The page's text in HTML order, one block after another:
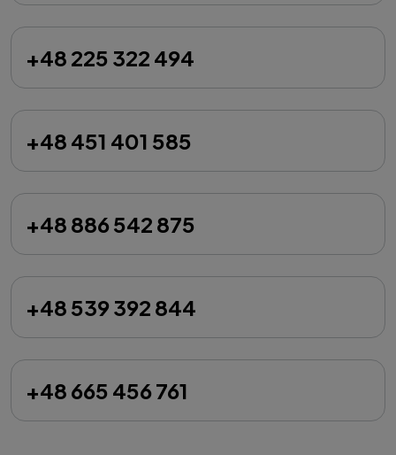
+48 225 322 494
+48 451 401 585
+48 886 542 875
+48 539 392 844
+48 665 456 761